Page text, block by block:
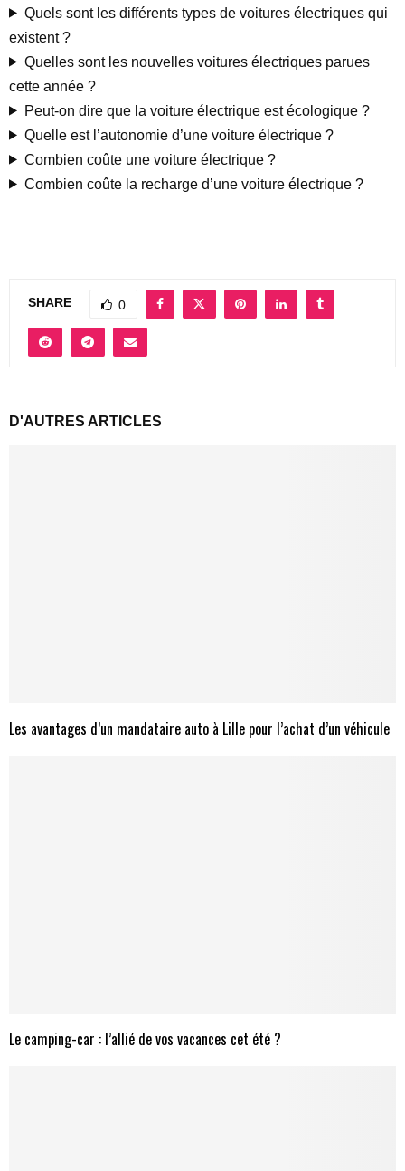
Quels sont les différents types de voitures électriques qui
existent ?
Quelles sont les nouvelles voitures électriques parues
cette année ?
Peut-on dire que la voiture électrique est écologique ?
Quelle est l’autonomie d’une voiture électrique ?
Combien coûte une voiture électrique ?
Combien coûte la recharge d’une voiture électrique ?
SHARE 0
D'AUTRES ARTICLES
Les avantages d’un mandataire auto à Lille pour l’achat d’un véhicule
Le camping-car : l’allié de vos vacances cet été ?